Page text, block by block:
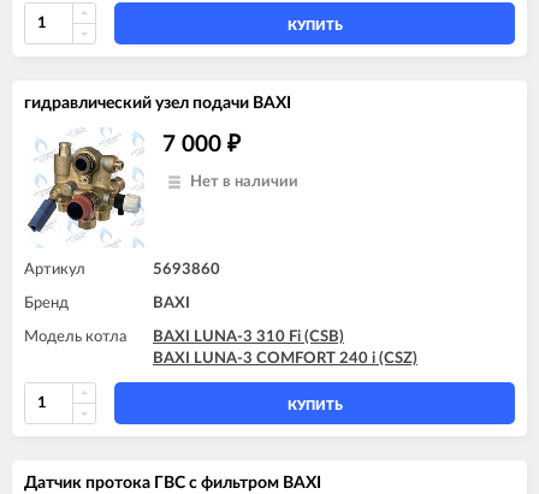
BAXI ECO-3 Compact 1.240 I
BAXI LUNA-3 1.310 Fi (CSB)
BAXI LUNA-3 COMFORT 1.240 i
BAXI LUNA-3 COMFORT 1.310 Fi
КУПИТЬ
гидравлический узел подачи BAXI
7 000 ₽
Нет в наличии
Артикул 5693860
Бренд BAXI
Модель котла
BAXI LUNA-3 310 Fi (CSB)
BAXI LUNA-3 COMFORT 240 i (CSZ)
КУПИТЬ
Датчик протока ГВС с фильтром BAXI